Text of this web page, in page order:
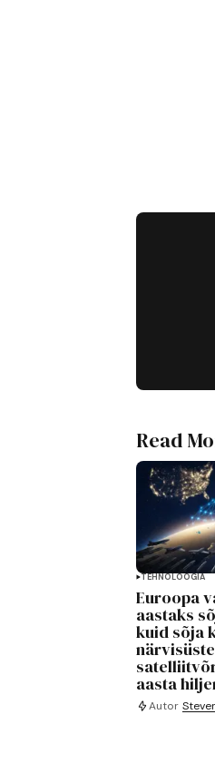
Read
TEHNOLOOGIA
Euroopa
aastaks
kuid sõja
aasta
Autor